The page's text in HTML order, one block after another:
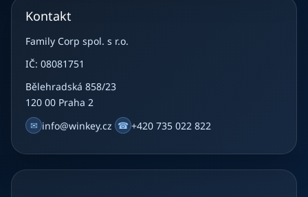
Kontakt
Family Corp spol. s r.o.
IČ: 08081751
Bělehradská 858/23
120 00 Praha 2
✉ info@winkey.cz ☎ +420 735 022 822